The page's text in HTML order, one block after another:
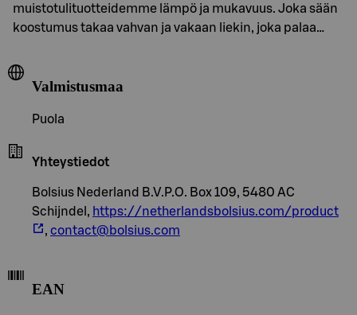
muistotulituotteidemme lämpö ja mukavuus. Joka sään
koostumus takaa vahvan ja vakaan liekin, joka palaa…
Valmistusmaa
Puola
Yhteystiedot
Bolsius Nederland B.V.P.O. Box 109, 5480 AC
Schijndel, https://netherlandsbolsius.com/product
, contact@bolsius.com
EAN